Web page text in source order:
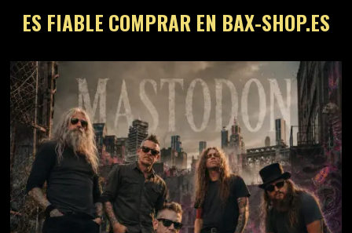
ES FIABLE COMPRAR EN BAX-SHOP.ES